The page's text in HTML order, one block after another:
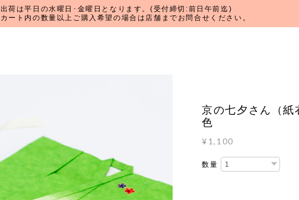
出荷は平日の水曜日･金曜日となります。(受付締切:前日午前迄)
カート内の数量以上ご購入希望の場合は店舗までお問合せください。
京の七夕さん（
色
¥1,100
数量